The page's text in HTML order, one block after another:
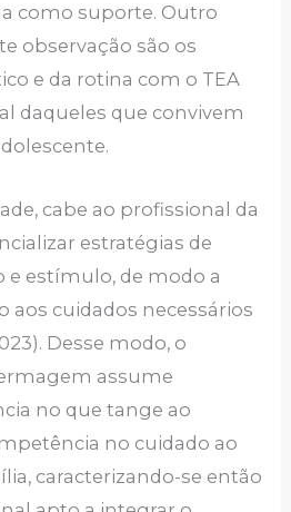
como suporte. Outro
observação são os
e da rotina com o TEA
daqueles que convivem
cabe ao profissional da
estratégias de
e estímulo, de modo a
aos cuidados necessários
Desse modo, o
assume
no que tange ao
no cuidado ao
caracterizando-se então